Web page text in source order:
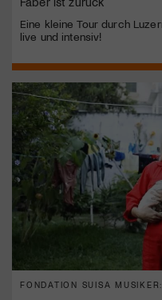
Eine kleine Tour durch
live und intensiv!
FONDATION SUISA